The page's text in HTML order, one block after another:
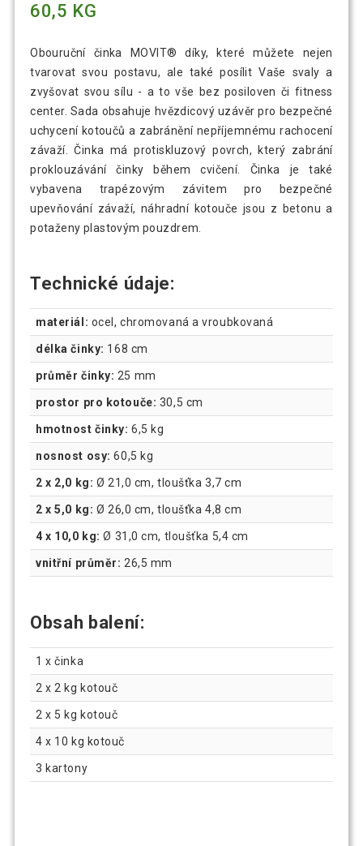
60,5 KG
Obouruční činka MOVIT® díky, které můžete nejen
tvarovat svou postavu, ale také posílit Vaše svaly a
zvyšovat svou sílu - a to vše bez posiloven či fitness
center. Sada obsahuje hvězdicový uzávěr pro bezpečné
uchycení kotoučů a zabránění nepříjemnému rachocení
závaží. Činka má protiskluzový povrch, který zabrání
proklouzávání činky během cvičení. Činka je také
vybavena trapézovým závitem pro bezpečné
upevňování závaží, náhradní kotouče jsou z betonu a
potaženy plastovým pouzdrem.
Technické údaje:
materiál: ocel, chromovaná a vroubkovaná
délka činky: 168 cm
průměr činky: 25 mm
prostor pro kotouče: 30,5 cm
hmotnost činky: 6,5 kg
nosnost osy: 60,5 kg
2 x 2,0 kg: Ø 21,0 cm, tloušťka 3,7 cm
2 x 5,0 kg: Ø 26,0 cm, tloušťka 4,8 cm
4 x 10,0 kg: Ø 31,0 cm, tloušťka 5,4 cm
vnitřní průměr: 26,5 mm
Obsah balení:
1 x činka
2 x 2 kg kotouč
2 x 5 kg kotouč
4 x 10 kg kotouč
3 kartony